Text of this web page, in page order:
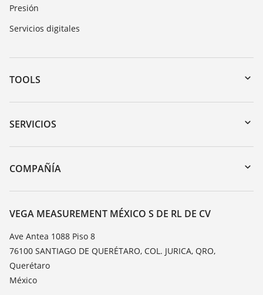
Presión
Servicios digitales
TOOLS
Zona de descarga
Búsqueda por número de serie
DTM Collection/PACTware
SERVICIOS
Devolución de instrumentos
Cursos de formacion
TeamViewer
COMPAÑÍA
Acerca de VEGA
Contacto
Notícias
Prensa
Blog
VEGA MEASUREMENT MÉXICO S DE RL DE CV
Ave Antea 1088 Piso 8
76100 SANTIAGO DE QUERÉTARO, COL. JURICA, QRO,
Querétaro
México